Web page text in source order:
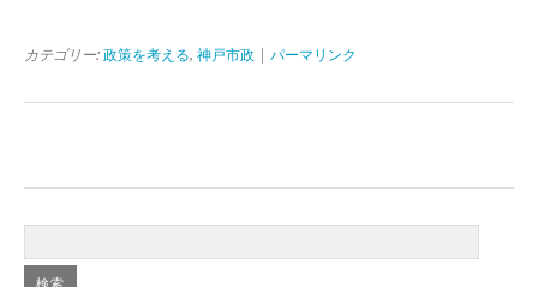
カテゴリー: 政策を考える, 神戸市政 パーマリンク